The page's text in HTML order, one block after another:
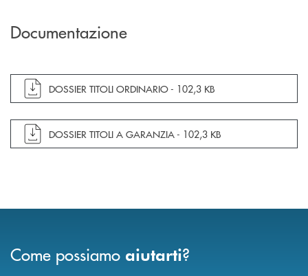
Documentazione
apre documento in una nuova finestra
DOSSIER TITOLI ORDINARIO - 102,3 KB
apre documento in una nuova finestra
DOSSIER TITOLI A GARANZIA - 102,3 KB
Come possiamo aiutarti?